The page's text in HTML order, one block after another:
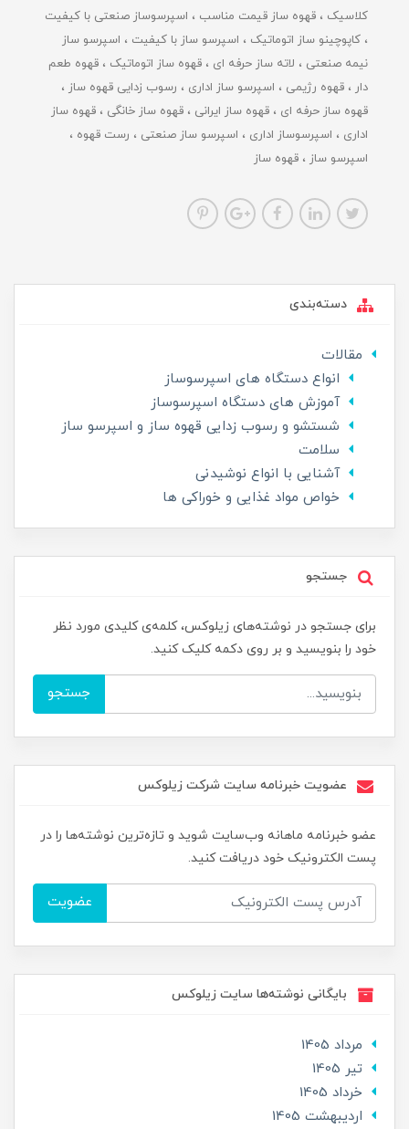
کلاسیک
قهوه ساز قیمت مناسب
اسپرسوساز صنعتی با کیفیت
کاپوچینو ساز اتوماتیک
اسپرسو ساز با کیفیت
اسپرسو ساز
نیمه صنعتی
لاته ساز حرفه ای قهوه ساز اتوماتیک
قهوه طعم
دار
قهوه رژیمی اسپرسو ساز اداری
رسوب زدایی قهوه ساز
قهوه ساز حرفه ای
قهوه ساز ایرانی قهوه ساز خانگی
قهوه ساز
اداری
اسپرسوساز اداری اسپرسو ساز صنعتی
رست قهوه
اسپرسو ساز
قهوه ساز
دسته‌بندی
مقالات
انواع دستگاه های اسپرسوساز
آموزش های دستگاه اسپرسوساز
شستشو و رسوب زدایی قهوه ساز و اسپرسو ساز
سلامت
آشنایی با انواع نوشیدنی
خواص مواد غذایی و خوراکی ها
جستجو
برای جستجو در نوشته‌های زیلوکس، کلمه‌ی کلیدی مورد نظر
خود را بنویسید و بر روی دکمه کلیک کنید.
جستجو
عضویت خبرنامه سایت شرکت زیلوکس
عضو خبرنامه ماهانه وب‌سایت شوید و تازه‌ترین نوشته‌ها را در
پست الکترونیک خود دریافت کنید.
عضویت
بایگانی نوشته‌ها سایت زیلوکس
مرداد 1405
تير 1405
خرداد 1405
ارديبهشت 1405